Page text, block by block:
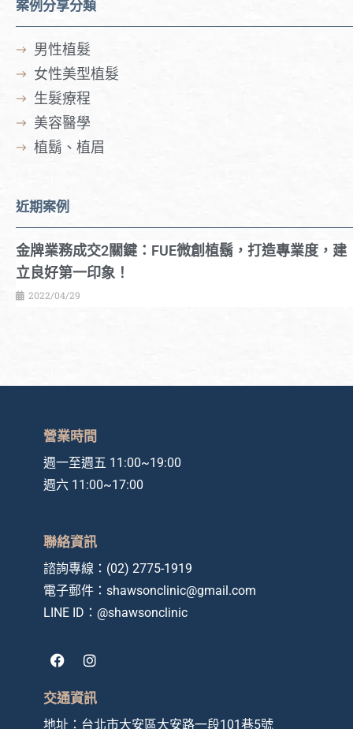
案例分享分類
男性植髮
女性美型植髮
生髮療程
美容醫學
植鬍、植眉
近期案例
金牌業務成交2關鍵：FUE微創植鬍，打造專業度，建
立良好第一印象！
2022/04/29
營業時間
週一至週五 11:00~19:00
週六 11:00~17:00
聯絡資訊
諮詢專線： (02) 2775-1919
電子郵件： shawsonclinic@gmail.com
LINE ID： @shawsonclinic
F
a
e
b
o
I
n
t
a
g
交通資訊
地址： 台北市大安區大安路一段101巷5號